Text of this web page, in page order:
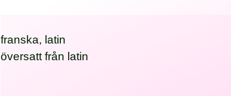
franska, latin
översatt från latin